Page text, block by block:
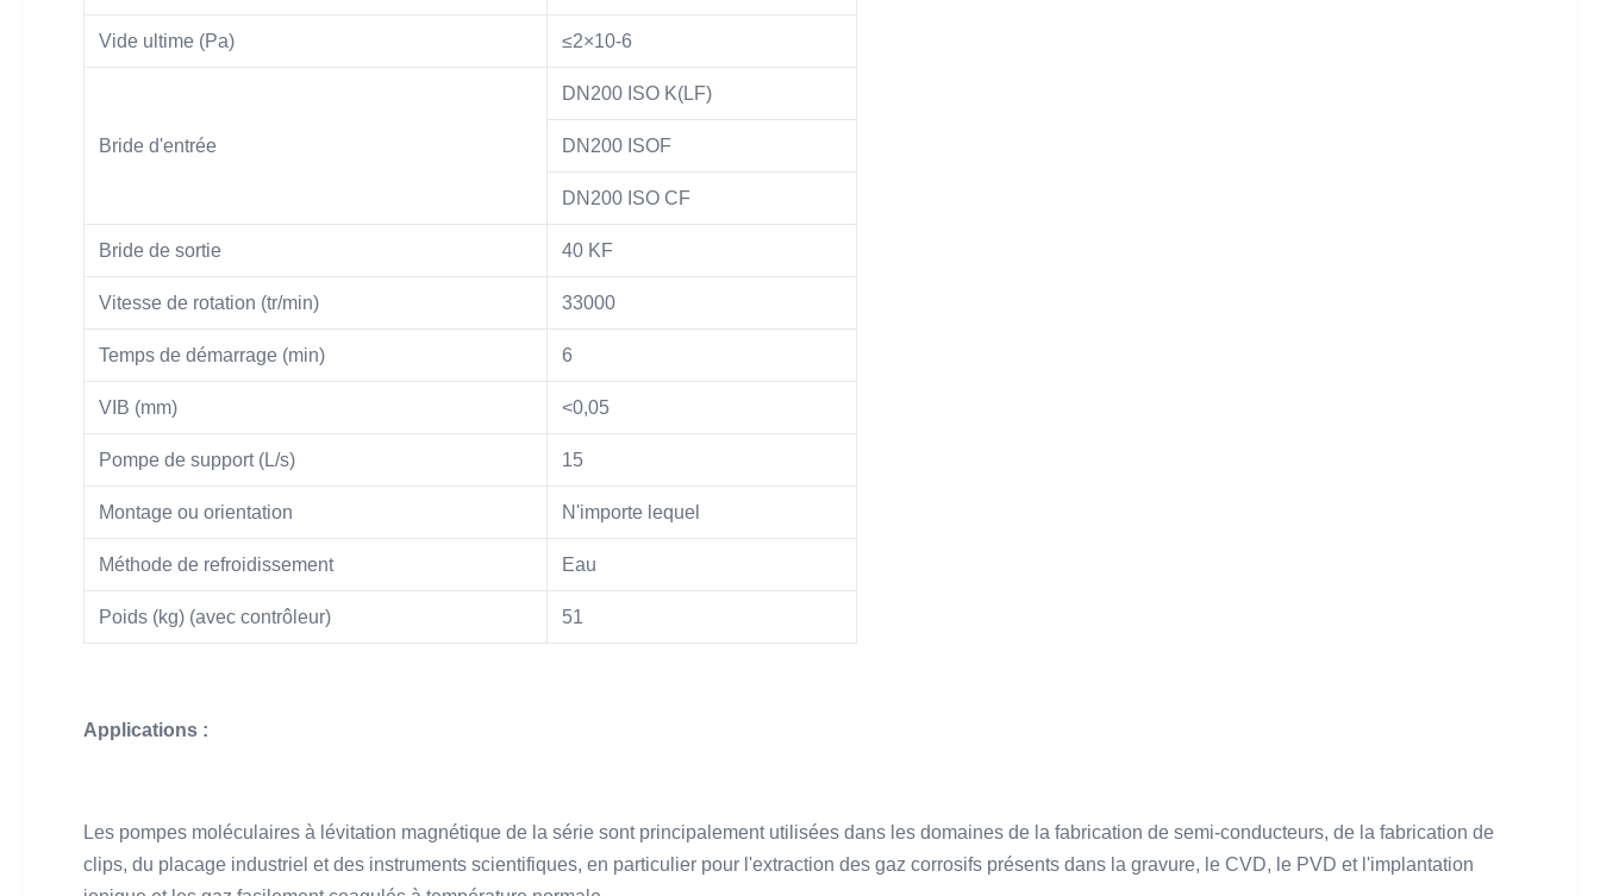
Vide ultime (Pa) ≤2×10-6
Bride d'entrée
DN200 ISO K(LF)
DN200 ISOF
DN200 ISO CF
Bride de sortie 40 KF
Vitesse de rotation (tr/min) 33000
Temps de démarrage (min) 6
VIB (mm) <0,05
Pompe de support (L/s) 15
Montage ou orientation N'importe lequel
Méthode de refroidissement Eau
Poids (kg) (avec contrôleur) 51
Applications :
Les pompes moléculaires à lévitation magnétique de la série sont principalement utilisées dans les domaines de la fabrication de semi-conducteurs, de la fabrication de
clips, du placage industriel et des instruments scientifiques, en particulier pour l'extraction des gaz corrosifs présents dans la gravure, le CVD, le PVD et l'implantation